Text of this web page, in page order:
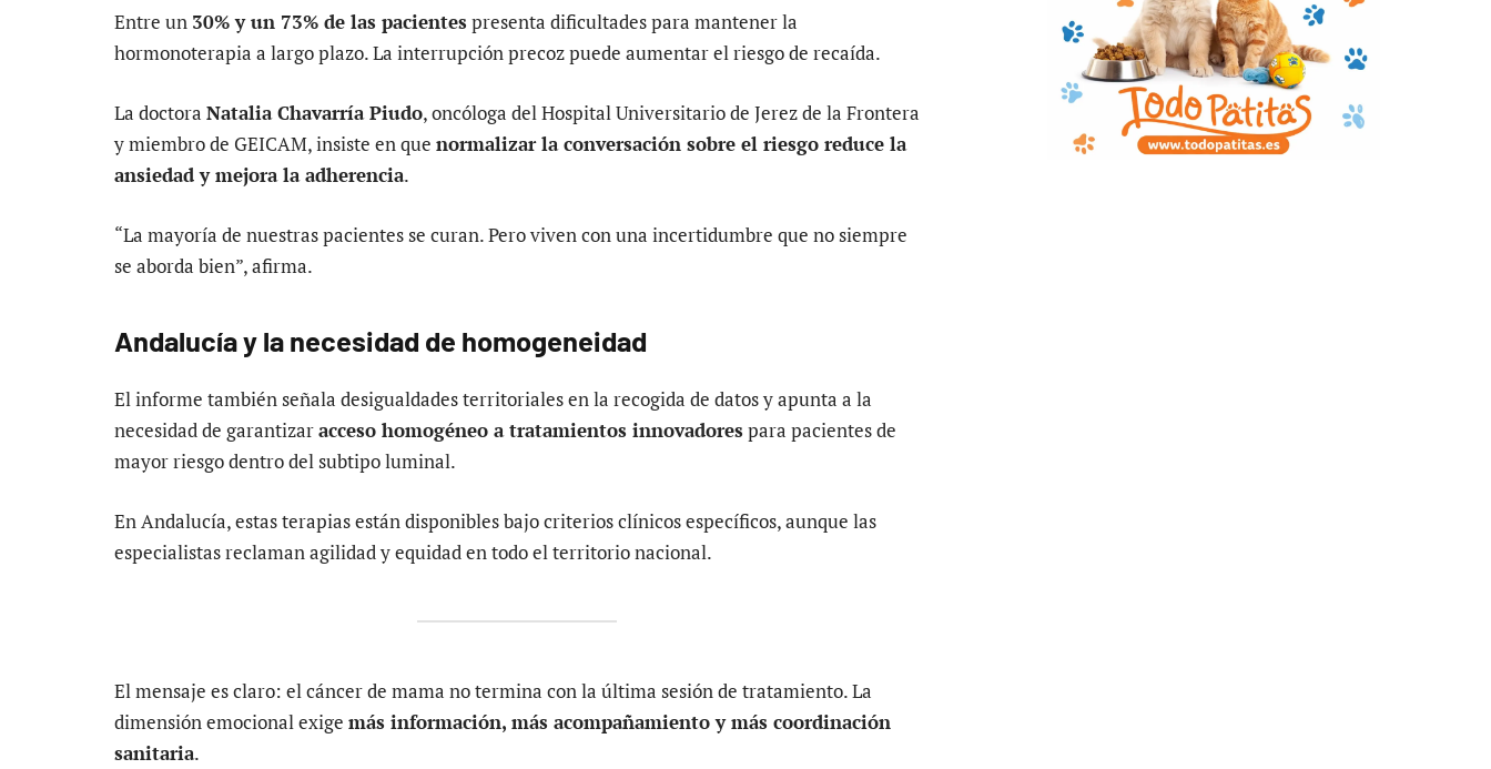
Entre un 30% y un 73% de las pacientespresenta dificultades para mantener la
hormonoterapia a largo plazo. La interrupción precoz puede aumentar el riesgo de recaída.
La doctora Natalia Chavarría Piudo, oncóloga del Hospital Universitario de Jerez de la Frontera
y miembro de GEICAM, insiste en que normalizar la conversación sobre el riesgo reduce la
ansiedad y mejora la adherencia.
“La mayoría de nuestras pacientes se curan. Pero viven con una incertidumbre que no siempre
se aborda bien”, afirma.
Andalucía y la necesidad de homogeneidad
El informe también señala desigualdades territoriales en la recogida de datos y apunta a la
necesidad de garantizaracceso homogéneo a tratamientos innovadorespara pacientes de
mayor riesgo dentro del subtipo luminal.
En Andalucía, estas terapias están disponibles bajo criterios clínicos específicos, aunque las
especialistas reclaman agilidad y equidad en todo el territorio nacional.
El mensaje es claro: el cáncer de mama no termina con la última sesión de tratamiento. La
dimensión emocional exige más información, más acompañamiento y más coordinación
sanitaria.